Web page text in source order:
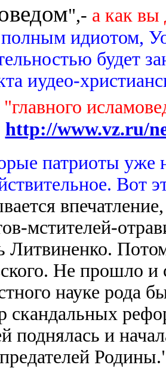
",- а как
идиотом,
будет
иудео-
"главного
http://www.vz.ru/
патриоты уже
Вот
мстителей-
Литвиненко.
Не прошло
науке рода
скандальных
поднялась и